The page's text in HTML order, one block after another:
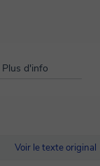
Plus d'info
Voir le texte original